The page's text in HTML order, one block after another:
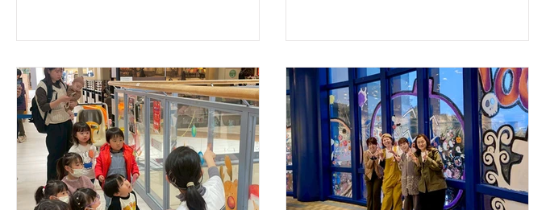
常的なアート体験を提供するとともに、
館内空間の新たな魅力づくりを目的とし
て実施いたしました。 当日は、プロのチ
ョークアーティスト・ふくみつともこさ
んによるレクチャーのもと、初めてのお
子さまでも安心してご参加いただける環
境を整え、描き方のポイントを丁寧にご
案内しながら制作を進めていきました。
テーマは「好きな動物」とし、それぞれ
だく参加型アート企画を実施しました。
今回のテーマは、「23周年 × 春 × 湘南モ
ールフィル」。桜や花、蝶といった春ら
しいモチーフと、施設の外観イメージを
取り入れたデザインをベースに、会場全
体を一体感のある華やかな空間として演
出しました。 当日は、チョークアーティ
ストの狩野あゆみさんによるレクチャー
の時間も設けられ、子どもたちは真剣な